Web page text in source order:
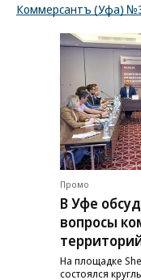
Коммерсантъ (Уфа)
Промо
В Уфе
вопросы
На площадке
состоялся